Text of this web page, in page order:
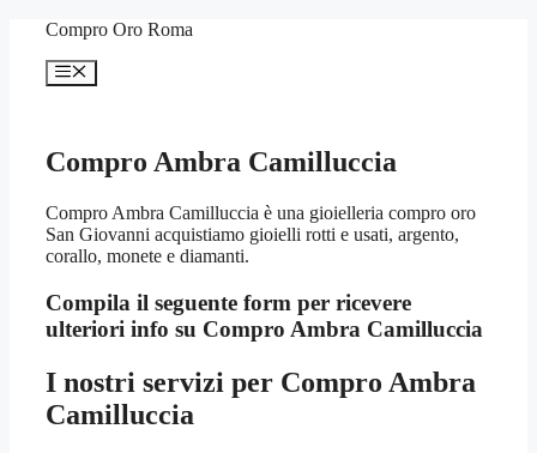
contenuto
Compro Oro Roma
Menu
Compro Ambra Camilluccia
Compro Ambra Camilluccia è una gioielleria compro oro
San Giovanni acquistiamo gioielli rotti e usati, argento,
corallo, monete e diamanti.
Compila il seguente form per ricevere
ulteriori info su Compro Ambra Camilluccia
I nostri servizi per Compro Ambra
Camilluccia